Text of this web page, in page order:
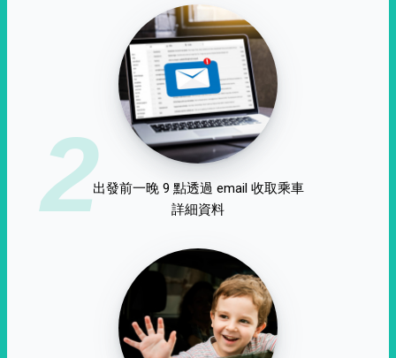
2出發前一晚 9 點透過 email 收取乘車
詳細資料